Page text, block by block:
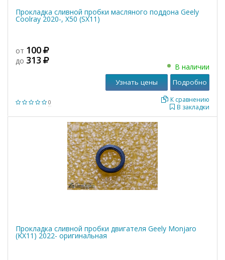
Прокладка сливной пробки масляного поддона Geely
Coolray 2020-, X50 (SX11)
0
от 100
до 313
В наличии
В закладки
К сравнению
Узнать цены Подробно
Прокладка сливной пробки двигателя Geely Monjaro
(KX11) 2022- оригинальная